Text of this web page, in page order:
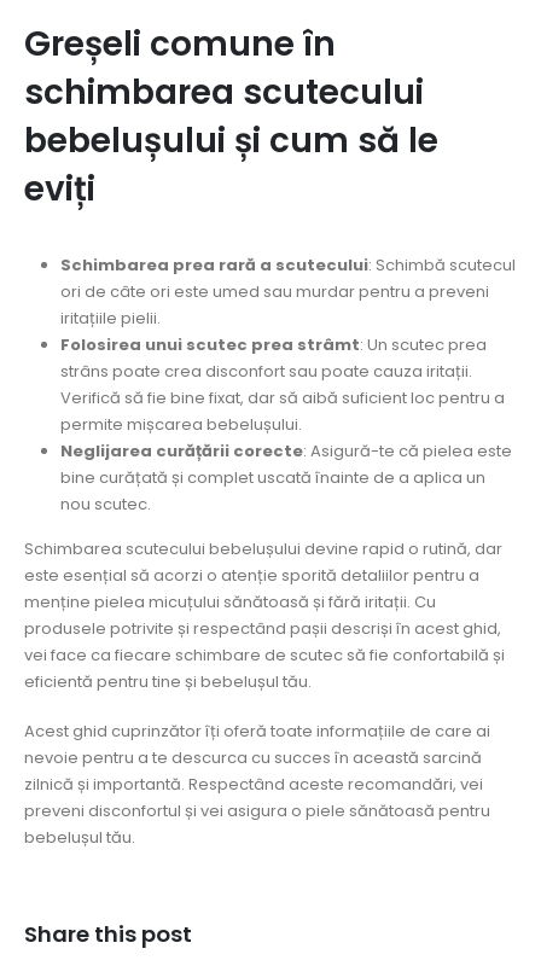
Greșeli comune în
schimbarea scutecului
bebelușului și cum să le
eviți
Schimbarea prea rară a scutecului: Schimbă scutecul
ori de câte ori este umed sau murdar pentru a preveni
iritațiile pielii.
Folosirea unui scutec prea strâmt: Un scutec prea
strâns poate crea disconfort sau poate cauza iritații.
Verifică să fie bine fixat, dar să aibă suficient loc pentru a
permite mișcarea bebelușului.
Neglijarea curățării corecte: Asigură-te că pielea este
bine curățată și complet uscată înainte de a aplica un
nou scutec.
Schimbarea scutecului bebelușului devine rapid o rutină, dar
este esențial să acorzi o atenție sporită detaliilor pentru a
menține pielea micuțului sănătoasă și fără iritații. Cu
produsele potrivite și respectând pașii descriși în acest ghid,
vei face ca fiecare schimbare de scutec să fie confortabilă și
eficientă pentru tine și bebelușul tău.
Acest ghid cuprinzător îți oferă toate informațiile de care ai
nevoie pentru a te descurca cu succes în această sarcină
zilnică și importantă. Respectând aceste recomandări, vei
preveni disconfortul și vei asigura o piele sănătoasă pentru
bebelușul tău.
Share this post